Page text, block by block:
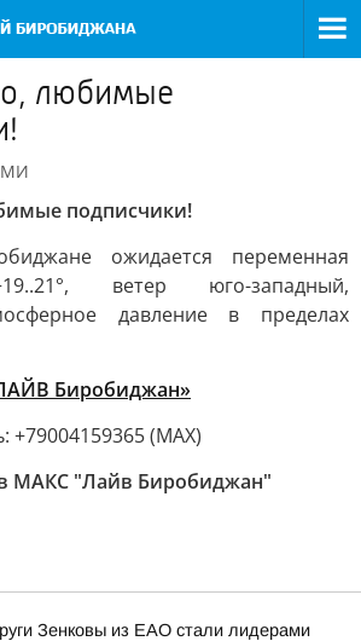
любимые
подписчики!
ожидается переменная
ветер юго-западный,
давление в пределах
Биробиджан»
+79004159365 (МАХ)
МАКС "Лайв Биробиджан"
Зенковы из ЕАО стали лидерами